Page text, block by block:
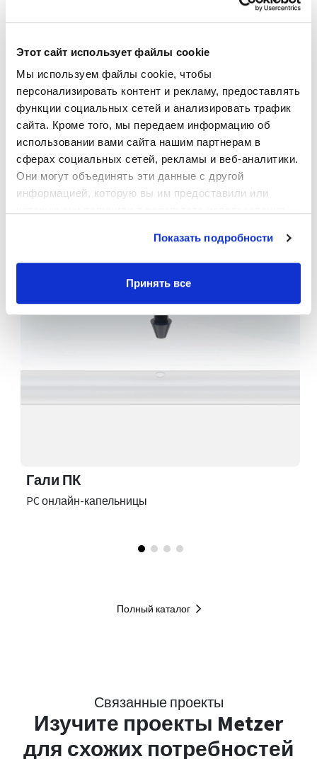
Этот сайт использует файлы cookie
Мы используем файлы cookie, чтобы
персонализировать контент и рекламу, предоставлять
функции социальных сетей и анализировать трафик
сайта. Кроме того, мы передаем информацию об
использовании вами сайта нашим партнерам в
сферах социальных сетей, рекламы и веб-аналитики.
Они могут объединять эти данные с другой
информацией, которую вы им предоставили или
Показать подробности
Принять все
Использовано в этом проекте
Умные продукты для
орошения
Гали ПК
PC онлайн-капельницы
Полный каталог
Связанные проекты
Изучите проекты Metzer
для схожих потребностей